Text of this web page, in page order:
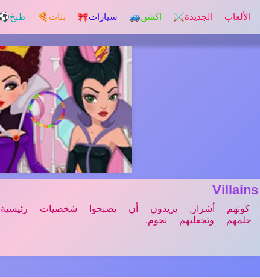
⚔️ اكشن🚙 سيارات🎀 بنات 🍕 طبخ
كونهم أشرار, يريدون أن يصبحوا شخصيات
وتجعليهم نجوم.